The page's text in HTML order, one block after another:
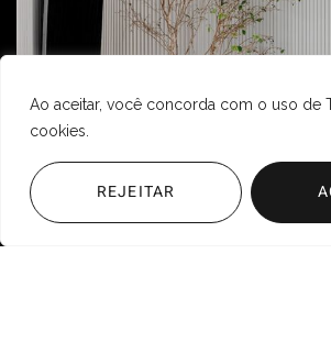
Ao aceitar, você concorda com o uso de
cookies.
REJEITAR